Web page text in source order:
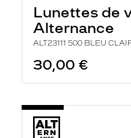
Lunettes de
Alternance
ALT23111 500 BLEU
30,00 €